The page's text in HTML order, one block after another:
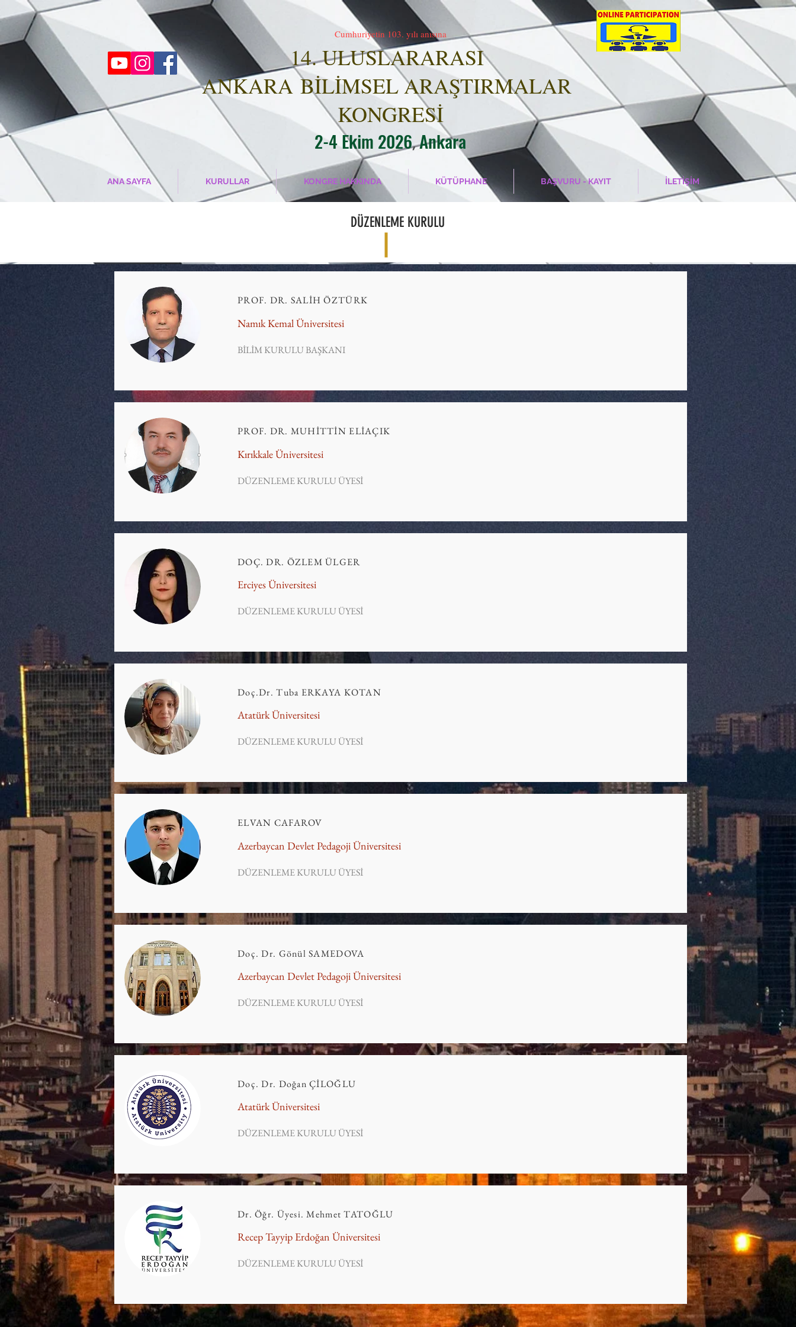
Cumhuriyetin 103. yılı anısına
14. ULUSLARARASI
ANKARABİLİMSEL ARAŞTIRMALAR
KONGRESİ
2-4 Ekim 2026,Ankara
ANA SAYFA KURULLAR KONGRE HAKKINDA KÜTÜPHANE BAŞVURU - KAYIT İLETİŞİM
DÜZENLEME KURULU
PROF. DR. SALİH ÖZTÜRK
Namık Kemal Üniversitesi
BİLİM KURULU BAŞKANI
PROF. DR. MUHİTTİN ELİAÇIK
Kırıkkale Üniversitesi
DÜZENLEME KURULU ÜYESİ
DOÇ. DR. ÖZLEM ÜLGER
Erciyes Üniversitesi
DÜZENLEME KURULU ÜYESİ
Doç.Dr. Tuba ERKAYA KOTAN
Atatürk Üniversitesi
DÜZENLEME KURULU ÜYESİ
ELVAN CAFAROV
Azerbaycan Devlet Pedagoji Üniversitesi
DÜZENLEME KURULU ÜYESİ
Doç. Dr. Gönül SAMEDOVA
Azerbaycan Devlet Pedagoji Üniversitesi
DÜZENLEME KURULU ÜYESİ
Doç. Dr. Doğan ÇİLOĞLU
Atatürk Üniversitesi
DÜZENLEME KURULU ÜYESİ
Dr. Öğr. Üyesi. Mehmet TATOĞLU
Recep Tayyip Erdoğan Üniversitesi
DÜZENLEME KURULU ÜYESİ